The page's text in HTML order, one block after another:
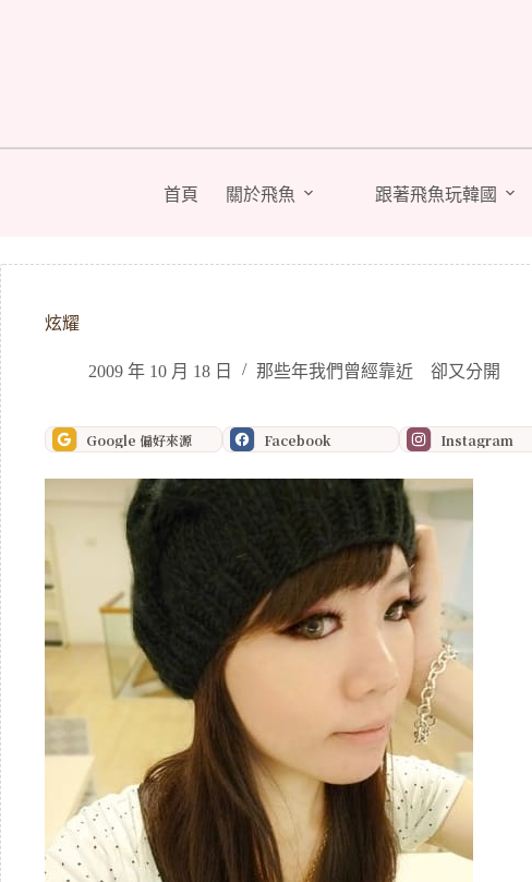
容
首頁 關於飛魚 跟著飛魚玩韓國
炫耀
2009 年 10 月 18 日 那些年我們曾經靠近 卻又分開
Google 偏好來源 Facebook Instagram